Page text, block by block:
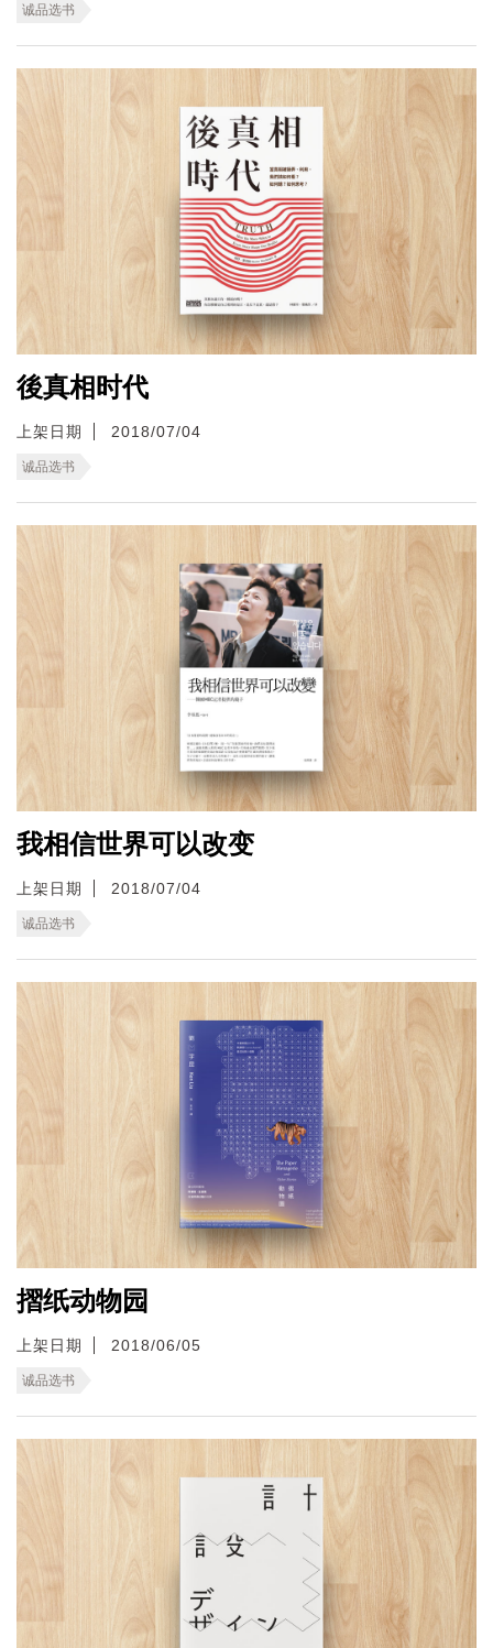
诚品选书
後真相时代
上架日期 2018/07/04
诚品选书
我相信世界可以改变
上架日期 2018/07/04
诚品选书
摺纸动物园
上架日期 2018/06/05
诚品选书